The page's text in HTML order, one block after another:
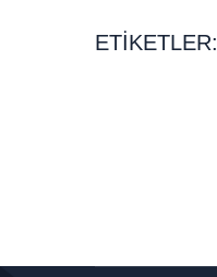
ETIKETLER: